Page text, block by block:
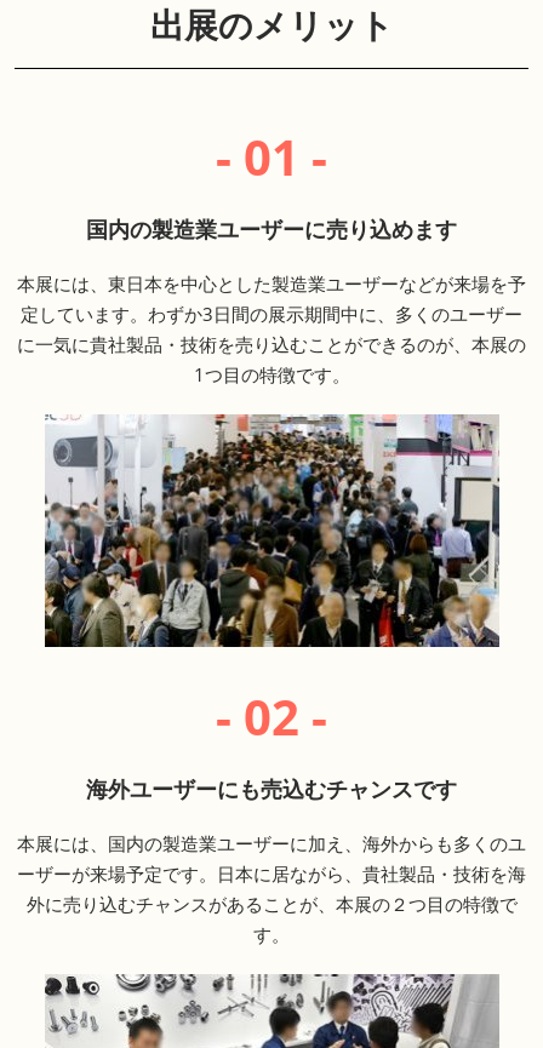
出展のメリット
- 01 -
国内の製造業ユーザーに売り込めます
本展には、東日本を中心とした製造業ユーザーなどが来場を予
定しています。わずか3日間の展示期間中に、多くのユーザー
に一気に貴社製品・技術を売り込むことができるのが、本展の
1つ目の特徴です。
- 02 -
海外ユーザーにも売込むチャンスです
本展には、国内の製造業ユーザーに加え、海外からも多くのユ
ーザーが来場予定です。日本に居ながら、貴社製品・技術を海
外に売り込むチャンスがあることが、本展の２つ目の特徴で
す。